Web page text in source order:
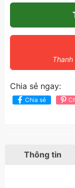
Chia sẻ ngay:
Chia sẻ
Thông tin